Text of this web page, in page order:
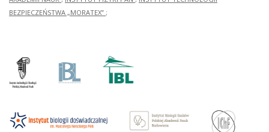
BEZPIECZEŃSTWA „MORATEX” ;